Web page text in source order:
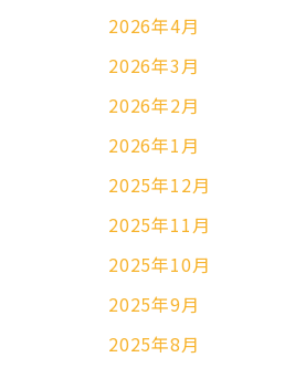
2026年4月
2026年3月
2026年2月
2026年1月
2025年12月
2025年11月
2025年10月
2025年9月
2025年8月